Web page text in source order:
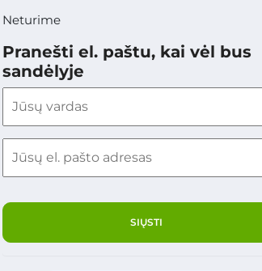
Neturime
Pranešti el. paštu, kai vėl bus
sandėlyje